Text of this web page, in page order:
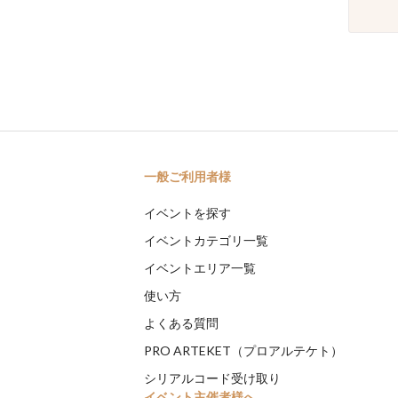
一般ご利用者様
イベントを探す
イベントカテゴリ一覧
イベントエリア一覧
使い方
よくある質問
PRO ARTEKET（プロアルテケト）
シリアルコード受け取り